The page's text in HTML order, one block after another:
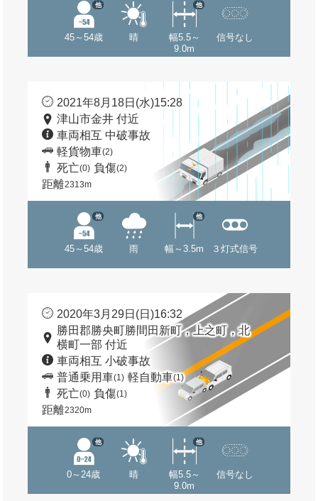
45～54歳
他
晴
幅5.5～
9.0m
他
信号なし
2021年8月18日(水)15:28
津山市金井 付近
車両相互 中破事故
軽貨物車(2)
死亡(0) 負傷(2)
距離2313m
45～54歳
他
雨 幅～3.5m
他
３灯式信号
2020年3月29日(日)16:32
勝田郡勝央町勝間田新町，上之町，北
横町一部 付近
車両相互 小破事故
普通乗用車(1) 軽自動車(1)
死亡(0) 負傷(1)
距離2320m
0～24歳
他
晴
幅5.5～
9.0m
他
信号なし